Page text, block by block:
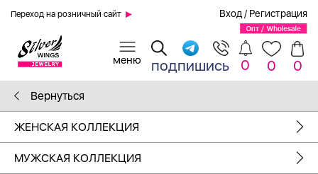
Переход на розничный сайт Вход / Регистрация
подпишись 0 0 0
Вернуться
ЖЕНСКАЯ КОЛЛЕКЦИЯ
МУЖСКАЯ КОЛЛЕКЦИЯ